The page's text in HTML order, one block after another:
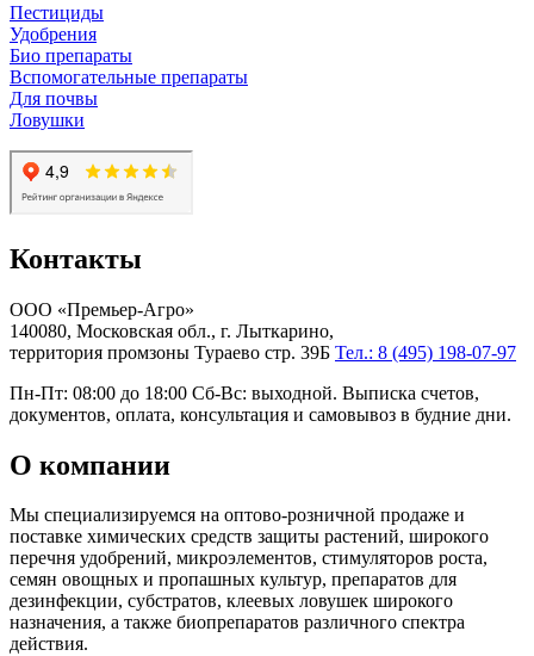
Пестициды
Удобрения
Био препараты
Вспомогательные препараты
Для почвы
Ловушки
Контакты
ООО «Премьер-Агро»
140080, Московская обл., г. Лыткарино,
территория промзоны Тураево стр. 39Б Тел.: 8 (495) 198-07-97
Пн-Пт: 08:00 до 18:00 Сб-Вс: выходной. Выписка счетов,
документов, оплата, консультация и самовывоз в будние дни.
О компании
Мы специализируемся на оптово-розничной продаже и
поставке химических средств защиты растений, широкого
перечня удобрений, микроэлементов, стимуляторов роста,
семян овощных и пропашных культур, препаратов для
дезинфекции, субстратов, клеевых ловушек широкого
назначения, а также биопрепаратов различного спектра
действия.